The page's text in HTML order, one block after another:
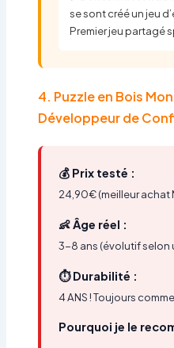
se sont créé un jeu
Premier jeu partagé
4. Puzzle en Bois
Développeur de
💰 Prix testé :
24,90€ (meilleur achat
👶 Âge réel :
3-8 ans (évolutif selon
⏱️ Durabilité :
4 ANS ! Toujours
Pourquoi je le